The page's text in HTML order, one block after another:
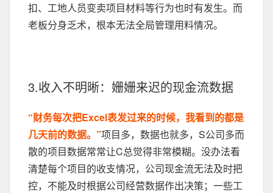
扣、工地人员变卖项目材料等行为也时有发生。而
老板分身乏术，根本无法全局管理用料情况。
3.收入不明晰：姗姗来迟的现金流数据
“财务每次把Excel表发过来的时候，我看到的都是
几天前的数据。”项目多，数据也就多，S公司多而
散的项目数据常常让C总觉得非常模糊。没办法看
清楚每个项目的收支情况，公司现金流无法及时把
控，不能及时根据公司经营数据作出决策；一些工